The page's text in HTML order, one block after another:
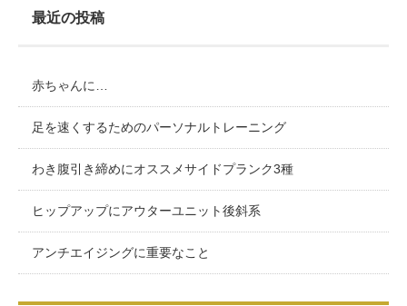
最近の投稿
赤ちゃんに…
足を速くするためのパーソナルトレーニング
わき腹引き締めにオススメサイドプランク3種
ヒップアップにアウターユニット後斜系
アンチエイジングに重要なこと